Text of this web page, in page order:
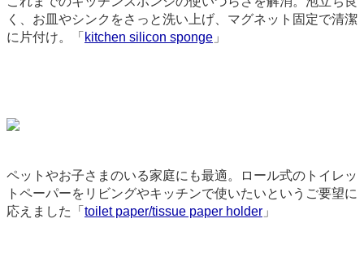
く、お皿やシンクをさっと洗い上げ、マグネット固定で清潔
に片付け。「 kitchen silicon sponge 」
ペットやお子さまのいる家庭にも最適。ロール式のトイレッ
トペーパーをリビングやキッチンで使いたいというご要望に
応えました「 toilet paper/tissue paper holder 」